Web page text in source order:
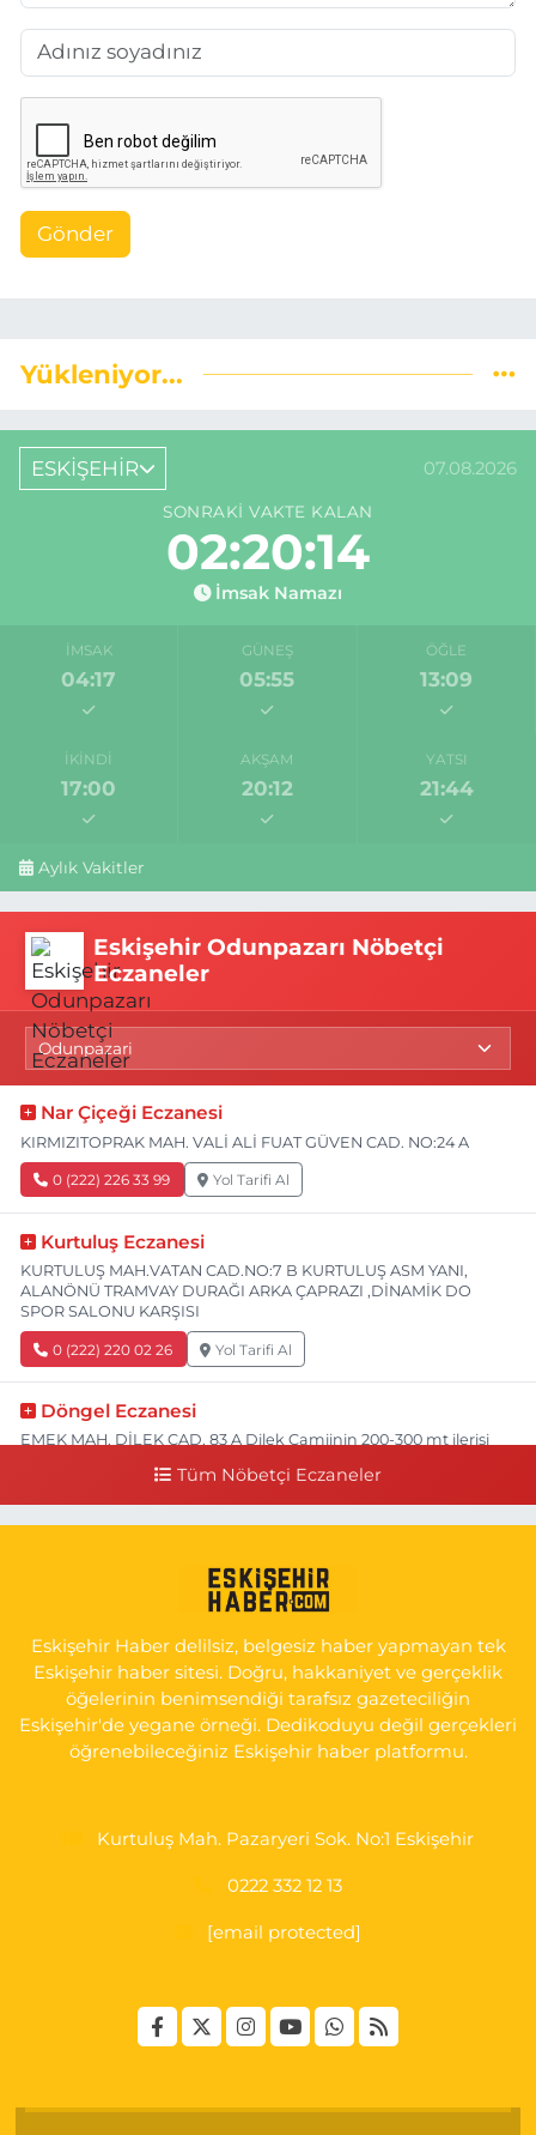
Gönder
Yükleniyor...
ESKİŞEHİR 07.08.2026
SONRAKI VAKTE KALAN
02:20:13
İmsak Namazı
İMSAK
04:17
GÜNEŞ
05:55
ÖĞLE
13:09
İKINDI
17:00
AKŞAM
20:12
YATSI
21:44
Aylık Vakitler
Eskişehir Odunpazarı Nöbetçi
Eczaneler
Nar Çiçeği Eczanesi
KIRMIZITOPRAK MAH. VALİ ALİ FUAT GÜVEN CAD. NO:24 A
0 (222) 226 33 99 Yol Tarifi Al
Kurtuluş Eczanesi
KURTULUŞ MAH.VATAN CAD.NO:7 B KURTULUŞ ASM YANI,
ALANÖNÜ TRAMVAY DURAĞI ARKA ÇAPRAZI ,DİNAMİK DO
SPOR SALONU KARŞISI
0 (222) 220 02 26 Yol Tarifi Al
Döngel Eczanesi
EMEK MAH. DİLEK CAD. 83 A Dilek Camiinin 200-300 mt ilerisi
İSTİKLAL MAH. ŞAİR FUZULİ CAD. NO:35 A HAVA HASTANESİ
KARŞI KÖŞESİ ŞAİR FUZULİ AİLE SAĞLIĞI MERKEZİ KARŞISI
0 (222) 230 11 31 Yol Tarifi Al
Tüm Nöbetçi Eczaneler
Eskişehir Haber delilsiz, belgesiz haber yapmayan tek
Eskişehir haber sitesi. Doğru, hakkaniyet ve gerçeklik
öğelerinin benimsendiği tarafsız gazeteciliğin
Eskişehir'de yegane örneği. Dedikoduyu değil gerçekleri
öğrenebileceğiniz Eskişehir haber platformu.
Kurtuluş Mah. Pazaryeri Sok. No:1 Eskişehir
0222 332 12 13
[email protected]